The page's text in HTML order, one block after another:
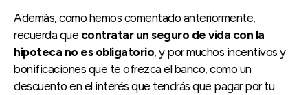
Además, como hemos comentado anteriormente,
recuerda que contratar un seguro de vida con la
hipoteca no es obligatorio, y por muchos incentivos y
bonificaciones que te ofrezca el banco, como un
descuento en el interés que tendrás que pagar por tu